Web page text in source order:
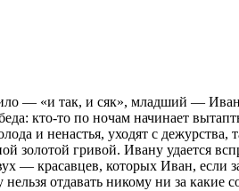
— «и так, и сяк», младший —
кто-то по ночам начинает
и ненастья, уходят с дежурства,
золотой гривой. Ивану удается
— красавцев, которых Иван, если
отдавать никому ни за какие